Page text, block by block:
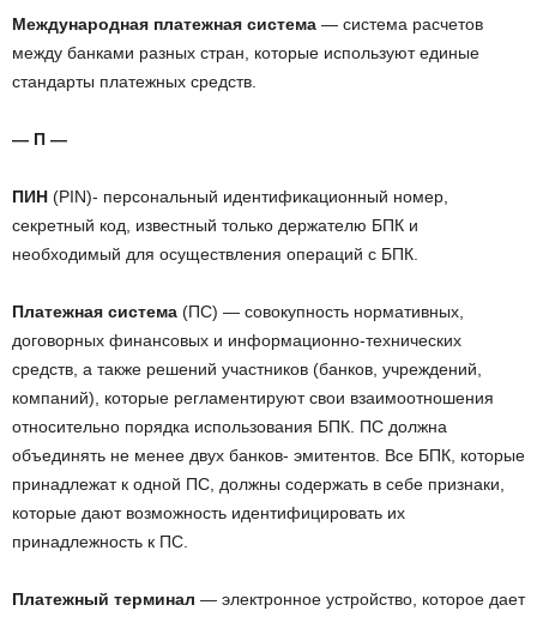
Международная платежная система — система расчетов
между банками разных стран, которые используют единые
стандарты платежных средств.
— П —
ПИН (PIN)- персональный идентификационный номер,
секретный код, известный только держателю БПК и
необходимый для осуществления операций с БПК.
Платежная система (ПС) — совокупность нормативных,
договорных финансовых и информационно-технических
средств, а также решений участников (банков, учреждений,
компаний), которые регламентируют свои взаимоотношения
относительно порядка использования БПК. ПС должна
объединять не менее двух банков- эмитентов. Все БПК, которые
принадлежат к одной ПС, должны содержать в себе признаки,
которые дают возможность идентифицировать их
принадлежность к ПС.
Платежный терминал — электронное устройство, которое дает